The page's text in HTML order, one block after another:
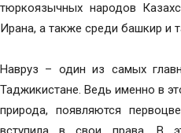
тюркоязычных народов
Ирана, а также среди башкир и
Навруз – один из самых
Таджикистане. Ведь именно в
природа, появляются